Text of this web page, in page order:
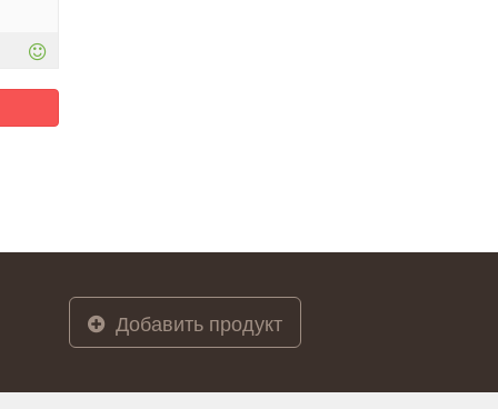
Добавить продукт